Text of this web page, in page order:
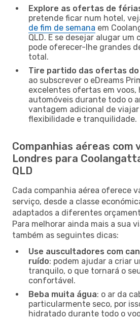
Explore as ofertas de
pretende ficar num hotel,
de fim de semana em
QLD. E se desejar alugar um
pode oferecer-lhe grandes
total.
Tire partido das ofertas do
ao subscrever o eDreams
excelentes ofertas em voos,
automóveis durante todo o
vantagem adicional de
flexibilidade e tranquilidade.
Companhias aéreas com
Londres para
QLD
Cada companhia aérea oferece
serviço, desde a classe
adaptados a diferentes
Para melhorar ainda mais a sua
também as seguintes dicas:
Use auscultadores com
ruído: podem ajudar a criar
tranquilo, o que tornará o
confortável.
Beba muita água: o ar da
particularmente seco, por
hidratado durante todo o